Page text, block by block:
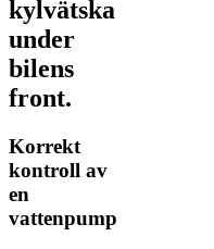
kylvätska
under
bilens
front.
Korrekt
kontroll av
en
vattenpump